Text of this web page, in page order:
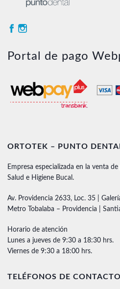
Portal de pago
ORTOTEK – PUNTO
Empresa especializada en la venta
Salud e Higiene Bucal.
Av. Providencia 2633, Loc. 35 |
Metro Tobalaba – Providencia |
Horario de atención
Lunes a jueves de 9:30 a 18:30 hrs.
Viernes de 9:30 a 18:00 hrs.
TELÉFONOS DE CONTACTO